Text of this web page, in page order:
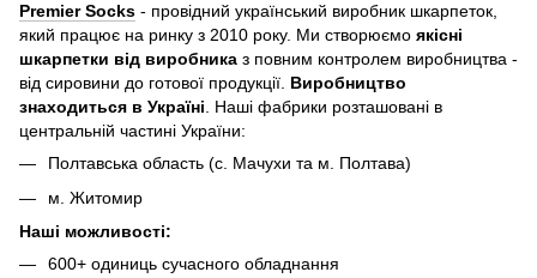
PremierSocks - провідний український виробник шкарпеток,
який працює на ринку з 2010 року. Ми створюємо якісні
шкарпетки від виробника з повним контролем виробництва -
від сировини до готової продукції. Виробництво
знаходиться в Україні. Наші фабрики розташовані в
центральній частині України:
Полтавська область (с. Мачухи та м. Полтава)
м. Житомир
Наші можливості:
600+ одиниць сучасного обладнання